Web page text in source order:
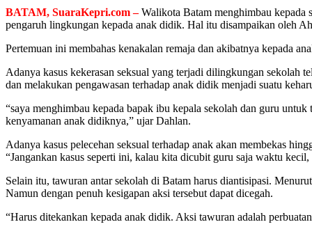
BATAM, SuaraKepri.com –Walikota Batam menghimbau kepada
pengaruh lingkungan kepada anak didik. Hal itu disampaikan oleh
Pertemuan ini membahas kenakalan remaja dan akibatnya kepada
Adanya kasus kekerasan seksual yang terjadi dilingkungan sekolah
dan melakukan pengawasan terhadap anak didik menjadi suatu
“saya menghimbau kepada bapak ibu kepala sekolah dan guru
kenyamanan anak didiknya,” ujar Dahlan.
Adanya kasus pelecehan seksual terhadap anak akan membekas
“Jangankan kasus seperti ini, kalau kita dicubit guru saja waktu
Selain itu, tawuran antar sekolah di Batam harus diantisipasi.
Namun dengan penuh kesigapan aksi tersebut dapat dicegah.
“Harus ditekankan kepada anak didik. Aksi tawuran adalah